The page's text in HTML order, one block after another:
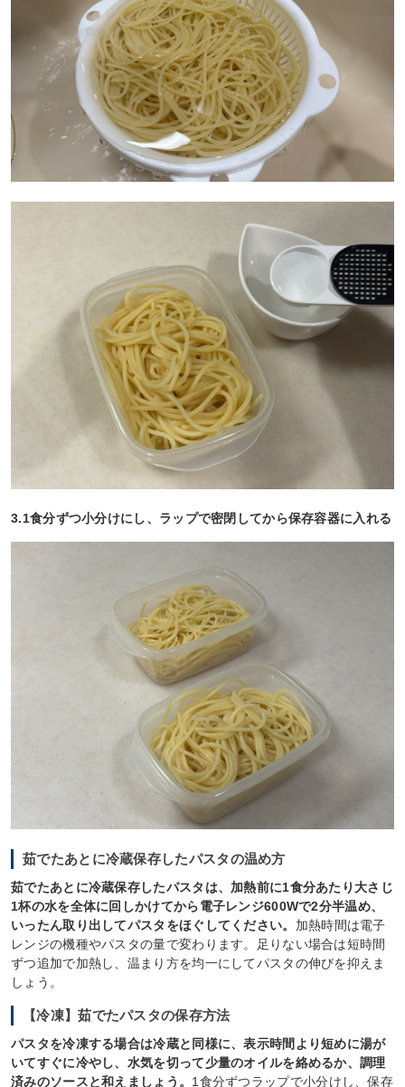
3.1食分ずつ小分けにし、ラップで密閉してから保存容器に入れる
茹でたあとに冷蔵保存したパスタの温め方
茹でたあとに冷蔵保存したパスタは、加熱前に1食分あたり大さじ
1杯の水を全体に回しかけてから電子レンジ600Wで2分半温め、
いったん取り出してパスタをほぐしてください。 加熱時間は電子
レンジの機種やパスタの量で変わります。足りない場合は短時間
ずつ追加で加熱し、温まり方を均一にしてパスタの伸びを抑えま
しょう。
【冷凍】茹でたパスタの保存方法
パスタを冷凍する場合は冷蔵と同様に、表示時間より短めに湯が
いてすぐに冷やし、水気を切って少量のオイルを絡めるか、調理
済みのソースと和えましょう。 1食分ずつラップで小分けし、保存